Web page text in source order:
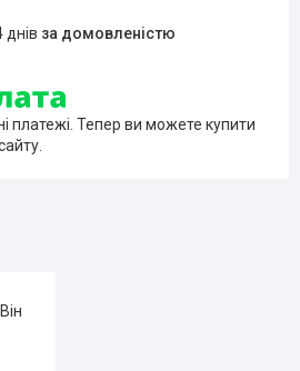
днів за домовленістю
платежі. Тепер ви можете купити